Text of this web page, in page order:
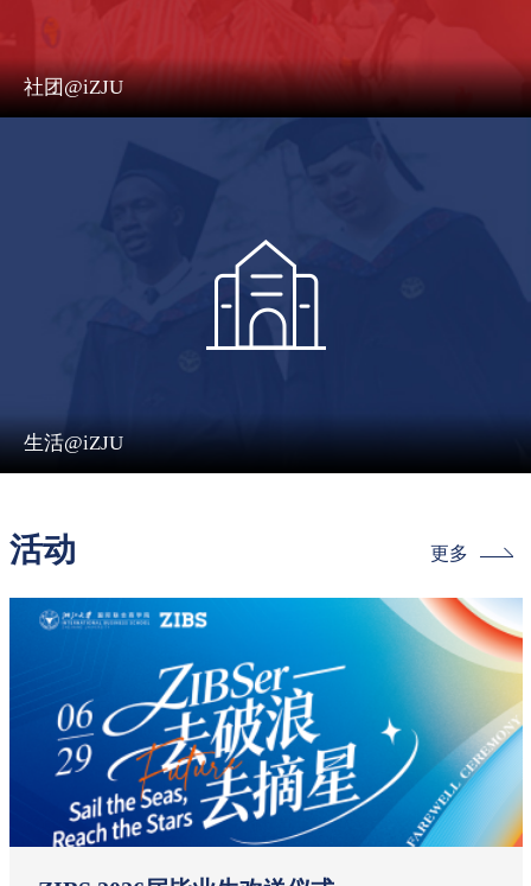
社团@iZJU
生活@iZJU
活动 更多